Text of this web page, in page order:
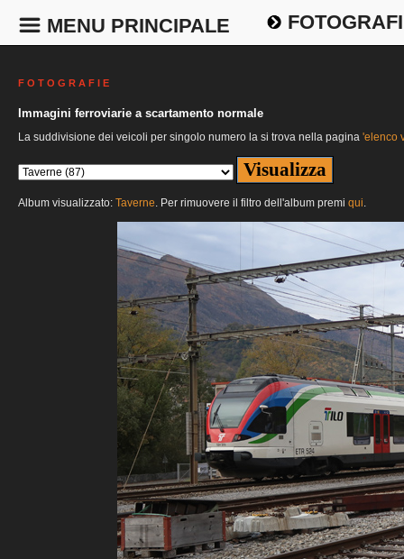
MENU PRINCIPALE
F O T O G R A F I E
Immagini ferroviarie a scartamento normale
La suddivisione dei veicoli per singolo numero la si trova nella pagina 'elenco
Album visualizzato: Taverne. Per rimuovere il filtro dell'album premi qui.